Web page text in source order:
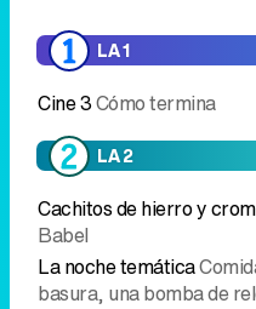
LA 1
Cine 3Cómo termina
LA 2
Cachitos de hierro y
Babel
La noche temática
basura, una bomba de